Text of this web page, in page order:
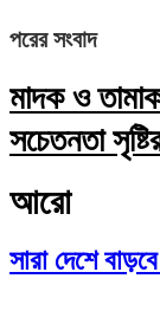
পরের সংবাদ
মাদক ও
সচেতনতা
আরো
সারা দেশে